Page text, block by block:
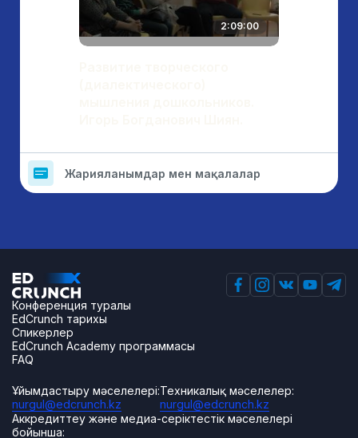
2:09:00
Жарияланымдар мен мақалалар
Конференция туралы
EdCrunch тарихы
Спикерлер
EdCrunch Academy программасы
FAQ
Ұйымдастыру мәселелері:
nurgul@edcrunch.kz
Техникалық мәселелер:
nurgul@edcrunch.kz
Аккредиттеу және медиа-серіктестік мәселелері
бойынша: